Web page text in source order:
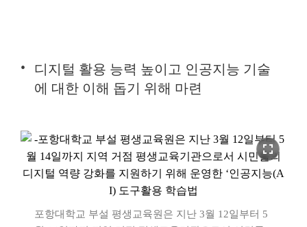
디지털 활용 능력 높이고 인공지능 기술
에 대한 이해 돕기 위해 마련
fullscreen
포항대학교 부설 평생교육원은 지난 3월 12일부터 5